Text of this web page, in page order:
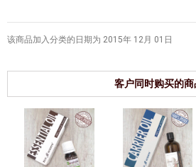
该商品加入分类的日期为 2015年 12月 01日
客户同时购买的商